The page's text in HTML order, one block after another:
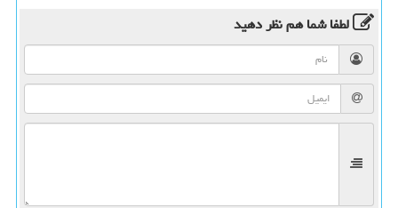
لطفا شما همنظر دهید